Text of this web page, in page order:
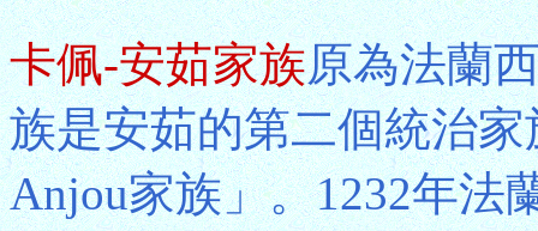
卡佩-安茹家族原為法蘭
族是安茹的第二個統治家
Anjou家族」。1232年法